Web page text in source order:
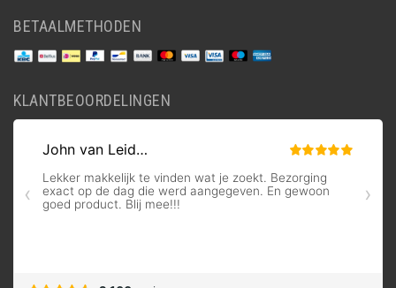
BETAALMETHODEN
KLANTBEOORDELINGEN